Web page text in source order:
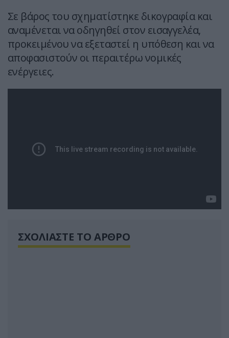
Σε βάρος του σχηματίστηκε δικογραφία και
αναμένεται να οδηγηθεί στον εισαγγελέα,
προκειμένου να εξεταστεί η υπόθεση και να
αποφασιστούν οι περαιτέρω νομικές
ενέργειες.
ΣΧΟΛΙΑΣΤΕ ΤΟ ΑΡΘΡΟ